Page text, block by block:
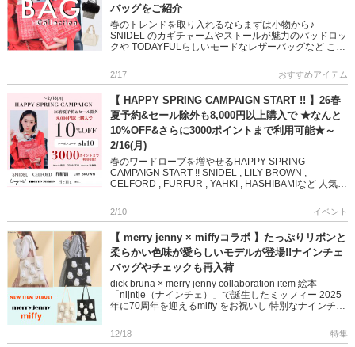
バッグをご紹介
春のトレンドを取り入れるならまずは小物から♪
SNIDEL のカギチャームやストールが魅力のパッドロッ
クや TODAYFULらしいモードなレザーバッグなど この
ひご覧くだ […]
2/17 おすすめアイテム
【 HAPPY SPRING CAMPAIGN START !! 】26春
夏予約&セール除外も8,000円以上購入で ★なんと
10%OFF&さらに3000ポイントまで利用可能★～
2/16(月)
春のワードローブを増やせるHAPPY SPRING
CAMPAIGN START !! SNIDEL , LILY BROWN ,
CELFORD , FURFUR , YAHKI , HASHIBAMIなど 人気ブ
2/10 イベント
【 merry jenny × miffyコラボ 】たっぷりリボンと
柔らかい色味が愛らしいモデルが登場!!ナインチェ
バッグやチェックも再入荷
dick bruna × merry jenny collaboration item 絵本
「nijntje（ナインチェ）」で誕生したミッフィー 2025
年に70周年を迎えるmiffy をお祝いし 特別なナインチェ
12/18 特集